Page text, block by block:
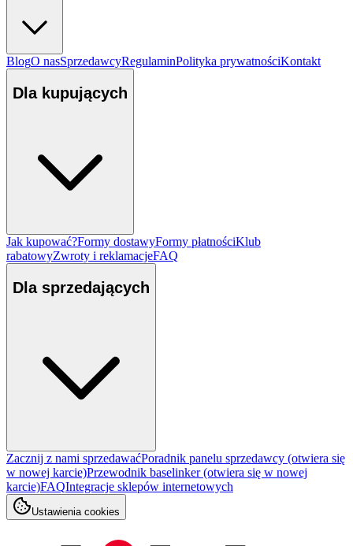
BlogO nasSprzedawcyRegulaminPolityka prywatnościKontakt
Dla kupujących
Jak kupować?Formy dostawyFormy płatnościKlub
rabatowyZwroty i reklamacjeFAQ
Dla sprzedających
Zacznij z nami sprzedawaćPoradnik panelu sprzedawcy (otwiera się
w nowej karcie)Przewodnik baselinker(otwiera się w nowej
karcie)FAQIntegracje sklepów internetowych
Ustawienia cookies